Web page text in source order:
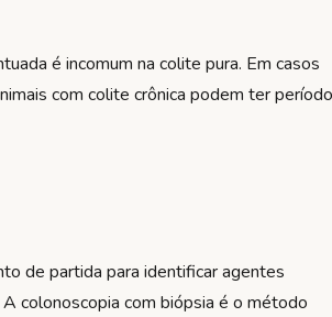
é incomum na colite pura. Em casos
com colite crônica podem ter
de partida para identificar agentes
colonoscopia com biópsia é o método